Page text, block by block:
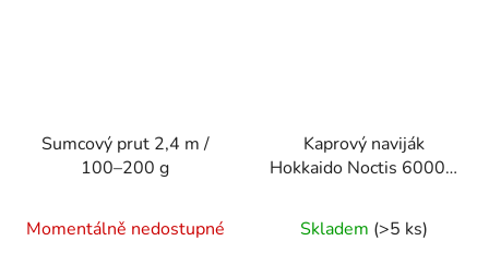
Sumcový prut 2,4 m /
100–200 g
Momentálně nedostupné
Kaprový naviják
Hokkaido Noctis 6000 s
náhradní cívkou pro
univerzální lov
Skladem (>5 ks)